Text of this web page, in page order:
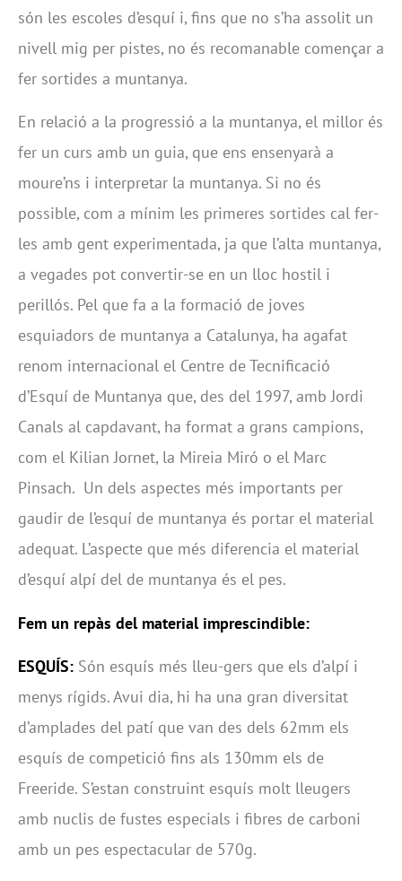
són les escoles d’esquí i, fins que no s’ha assolit un
nivell mig per pistes, no és recomanable començar a
fer sortides a muntanya.
En relació a la progressió a la muntanya, el millor és
fer un curs amb un guia, que ens ensenyarà a
moure’ns i interpretar la muntanya. Si no és
possible, com a mínim les primeres sortides cal fer-
les amb gent experimentada, ja que l’alta muntanya,
a vegades pot convertir-se en un lloc hostil i
perillós. Pel que fa a la formació de joves
esquiadors de muntanya a Catalunya, ha agafat
renom internacional el Centre de Tecnificació
d’Esquí de Muntanya que, des del 1997, amb Jordi
Canals al capdavant, ha format a grans campions,
com el Kilian Jornet, la Mireia Miró o el Marc
Pinsach. Un dels aspectes més importants per
gaudir de l’esquí de muntanya és portar el material
adequat. L’aspecte que més diferencia el material
d’esquí alpí del de muntanya és el pes.
Fem un repàs del material imprescindible:
ESQUÍS: Són esquís més lleu-gers que els d’alpí i
menys rígids. Avui dia, hi ha una gran diversitat
d’amplades del patí que van des dels 62mm els
esquís de competició fins als 130mm els de
Freeride. S’estan construint esquís molt lleugers
amb nuclis de fustes especials i fibres de carboni
amb un pes espectacular de 570g.